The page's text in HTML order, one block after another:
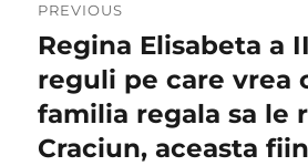
în
articole
PREVIOUS
Previous
post:
Regina Elisabeta a
reguli pe care vrea
familia regala sa le
Craciun, aceasta